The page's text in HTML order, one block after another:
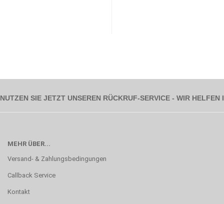
NUTZEN SIE JETZT UNSEREN RÜCKRUF-SERVICE - WIR
MEHR ÜBER...
Versand- & Zahlungsbedingungen
Callback Service
Kontakt